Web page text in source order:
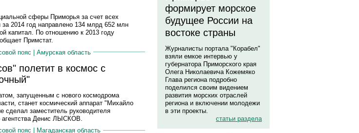
сферы Приморья за счет всех
за 2014 год направлено 134 млрд 652 млн
капитал. По отношению к 2013 году
Примстат.
пояс | Амурская область
полетит в космос с
запущенным с нового космодрома
станет космический аппарат "Михайло
сделал заместитель руководителя
агентства Денис ЛЫСКОВ.
пояс Магаданская область
формирует морское
будущее России на
востоке страны
Журналисты портала "Корабел"
взяли емкое интервью у
губернатора Приморского края
Олега Николаевича Кожемяко
Глава региона подробно
поделился своим видением
развития морских отраслей
региона и включении молодежи
в эти проекты.
статьи раздела